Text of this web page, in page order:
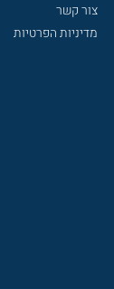
צור קשר
מדיניות הפרטיות